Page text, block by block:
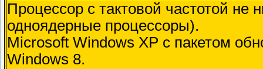
Процессор с тактовой частотой
одноядерные процессоры).
Microsoft Windows XP с пакетом
Windows 8.